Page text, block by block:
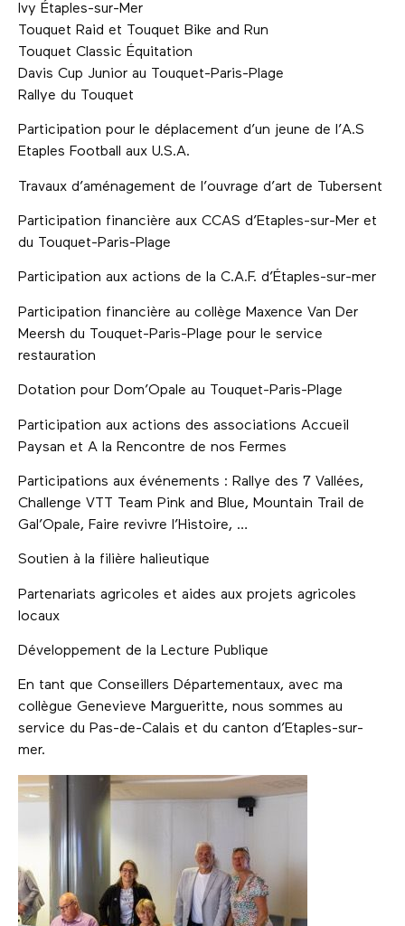
Ivy Étaples-sur-Mer
Touquet Raid et Touquet Bike and Run
Touquet Classic Équitation
Davis Cup Junior au Touquet-Paris-Plage
Rallye du Touquet
Participation pour le déplacement d’un jeune de l’A.S
Etaples Football aux U.S.A.
Travaux d’aménagement de l’ouvrage d’art de Tubersent
Participation financière aux CCAS d’Etaples-sur-Mer et
du Touquet-Paris-Plage
Participation aux actions de la C.A.F. d’Étaples-sur-mer
Participation financière au collège Maxence Van Der
Meersh du Touquet-Paris-Plage pour le service
restauration
Dotation pour Dom’Opale au Touquet-Paris-Plage
Participation aux actions des associations Accueil
Paysan et A la Rencontre de nos Fermes
Participations aux événements : Rallye des 7 Vallées,
Challenge VTT Team Pink and Blue, Mountain Trail de
Gal’Opale, Faire revivre l’Histoire, …
Soutien à la filière halieutique
Partenariats agricoles et aides aux projets agricoles
locaux
Développement de la Lecture Publique
En tant que Conseillers Départementaux, avec ma
collègue Genevieve Margueritte, nous sommes au
service du Pas-de-Calais et du canton d’Etaples-sur-
mer.